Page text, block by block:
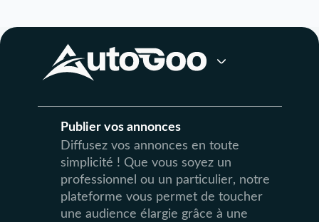
Publier vos annonces
Diffusez vos annonces en toute
simplicité ! Que vous soyez un
professionnel ou un particulier, notre
plateforme vous permet de toucher
une audience élargie grâce à une